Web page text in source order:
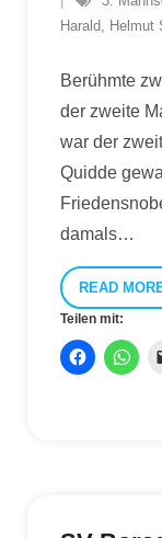
Harald, Helmut
Berühmte
der zweite
war der
Quidde
damals…
READ
Teilen mit: